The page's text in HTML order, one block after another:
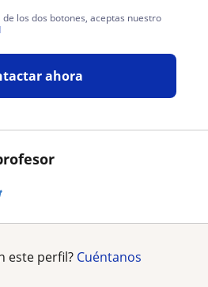
los dos botones, aceptas nuestro
ahora
este perfil? Cuéntanos